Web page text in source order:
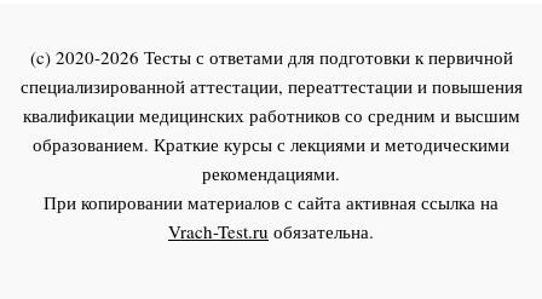
(c) 2020-2026 Тесты с ответами для подготовки к первичной
специализированной аттестации, переаттестации и повышения
квалификации медицинских работников со средним и высшим
образованием. Краткие курсы с лекциями и методическими
рекомендациями.
При копировании материалов с сайта активная ссылка на
Vrach-Test.ru обязательна.